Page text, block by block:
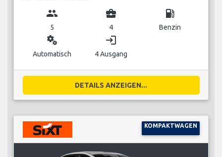
group
5
business_center
4
local_gas_station
Benzin
miscellaneous_services
Automatisch
login
4 Ausgang
DETAILS ANZEIGEN...
KOMPAKTWAGEN